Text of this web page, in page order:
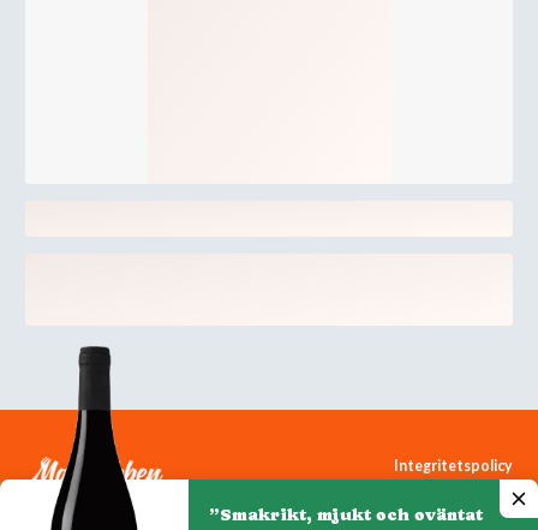
Integritetspolicy
Cookiepolicy
”Smakrikt, mjukt och oväntat